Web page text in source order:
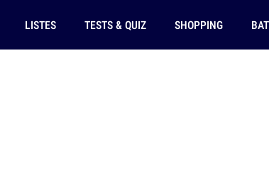
LISTES TESTS & QUIZ SHOPPING